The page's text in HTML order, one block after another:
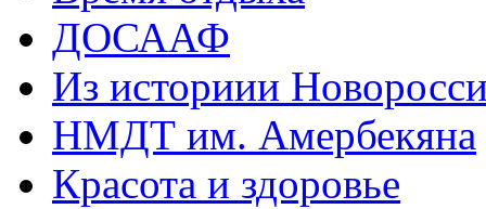
ДОСААФ
Из историии
НМДТ им. Амербекяна
Красота и здоровье